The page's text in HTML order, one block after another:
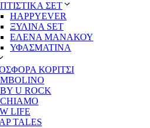
ΣΕΤ
HAPPYEVER
ΞΥΛΙΝΑ SET
ΕΛΕΝΑ ΜΑΝΑΚΟΥ
ΥΦΑΣΜΑΤΙΝΑ
ΚΟΡΙΤΣΙ
U ROCK
LIFE
TALES